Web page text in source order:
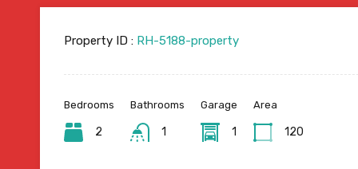
Property ID : RH-5188-property
Bedrooms
2
Bathrooms
1
Garage
1
Area
120